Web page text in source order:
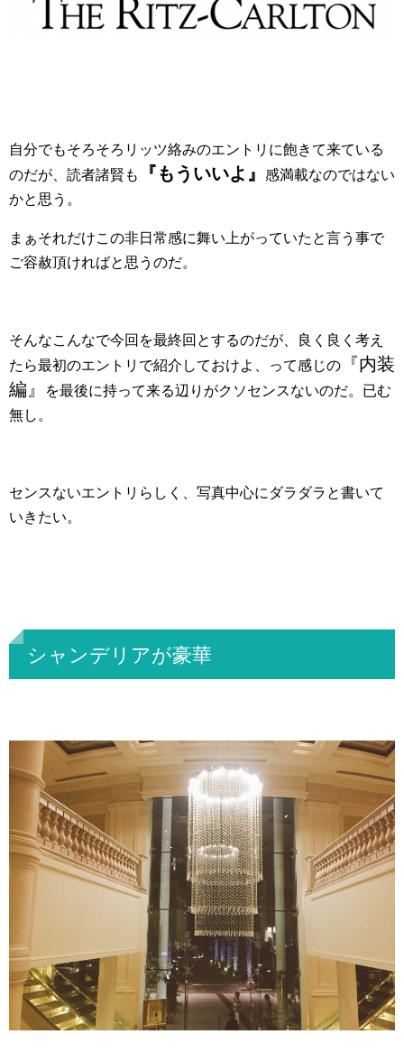
自分でもそろそろリッツ絡みのエントリに飽きて来ている
のだが、読者諸賢も
『もういいよ』
感満載なのではない
かと思う。
まぁそれだけこの非日常感に舞い上がっていたと言う事で
ご容赦頂ければと思うのだ。
そんなこんなで今回を最終回とするのだが、良く良く考え
たら最初のエントリで紹介しておけよ、って感じの
『内装
編』
を最後に持って来る辺りがクソセンスないのだ。已む
無し。
センスないエントリらしく、写真中心にダラダラと書いて
いきたい。
シャンデリアが豪華